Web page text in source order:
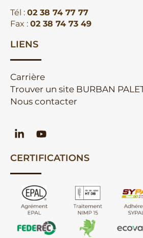
Tél : 02 38 74 77 77
Fax : 02 38 74 73 49
LIENS
Carrière
Trouver un site BURBAN
Nous contacter
CERTIFICATIONS